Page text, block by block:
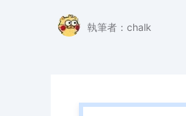
執筆者： chalk